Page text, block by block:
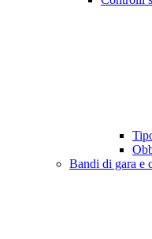
Bandi di gara e